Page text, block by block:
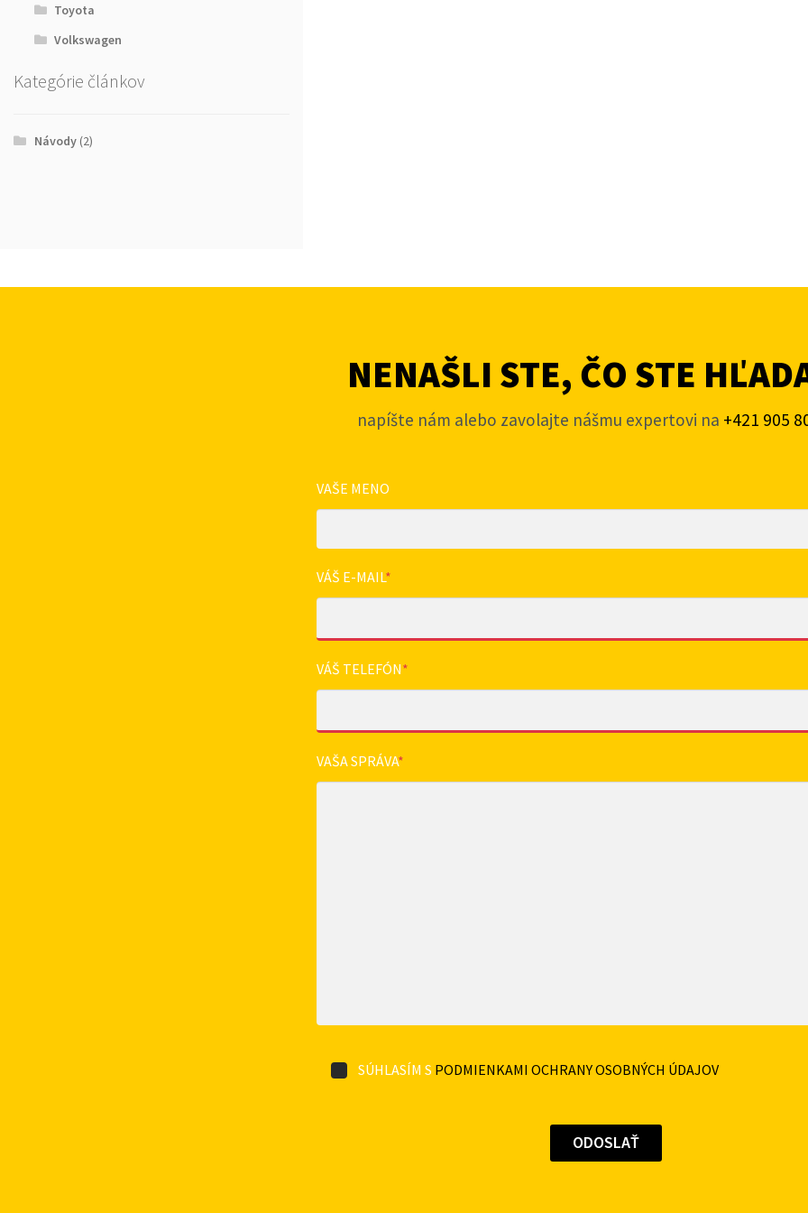
Toyota
Volkswagen
Kategórie článkov
Návody(2)
NENAŠLI STE, ČO STE
napíšte nám alebo zavolajte nášmu expertovi na +421 905
VAŠE MENO
VÁŠ E-MAIL*
VÁŠ TELEFÓN*
VAŠA SPRÁVA*
SÚHLASÍM S PODMIENKAMI OCHRANY OSOBNÝCH ÚDAJOV